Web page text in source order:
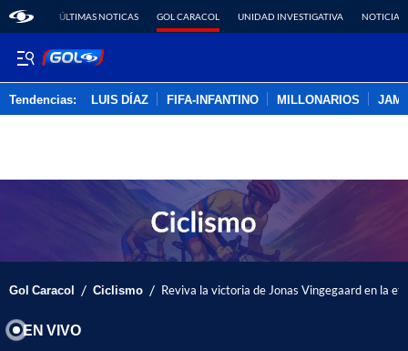
ÚLTIMAS NOTICAS GOL CARACOL UNIDAD INVESTIGATIVA NOTICIAS
Tendencias: LUIS DÍAZ FIFA-INFANTINO MILLONARIOS
Gol Caracol / Ciclismo / Reviva la victoria de Jonas Vingegaard en la
EN VIVO